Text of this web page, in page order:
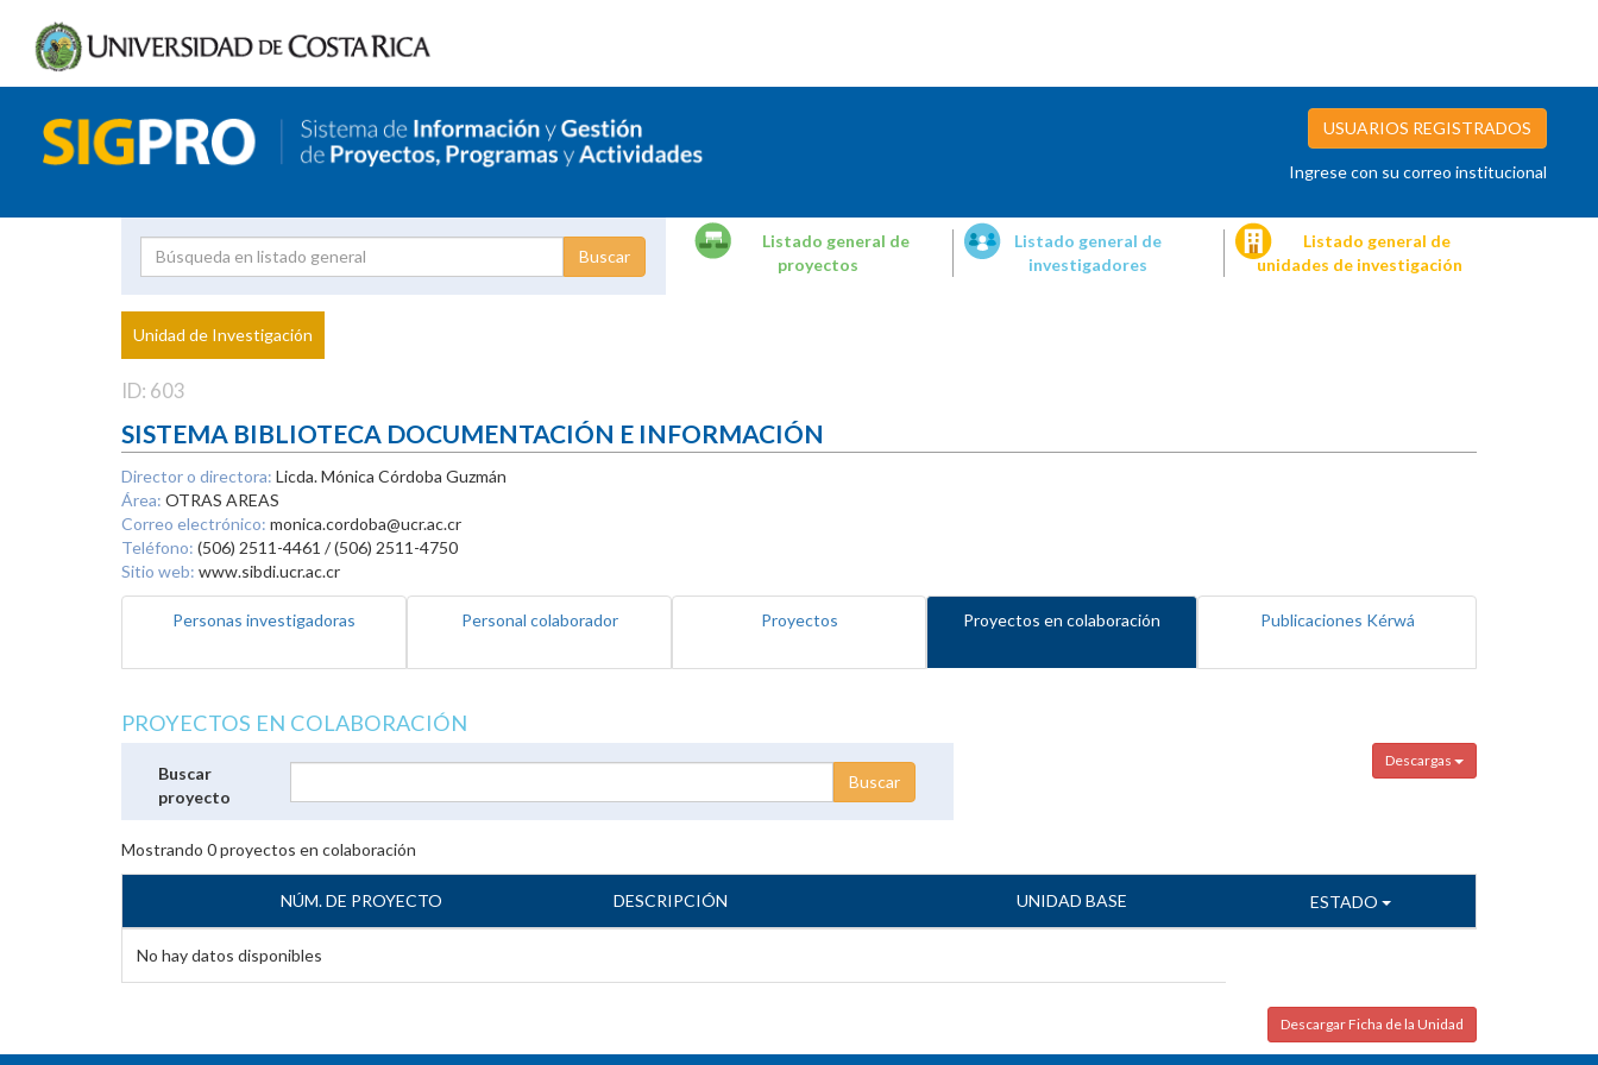
USUARIOS REGISTRADOS
Ingrese con su correo institucional
Proyecto
Investigador
Listado general de
proyectos
Listado general de
investigadores
Listado general de
unidades de investigación
Unidad de Investigación
ID: 603
SISTEMA BIBLIOTECA DOCUMENTACIÓN E INFORMACIÓN
Director o directora: Licda. Mónica Córdoba Guzmán
Área: OTRAS AREAS
Correo electrónico: monica.cordoba@ucr.ac.cr
Teléfono: (506) 2511-4461 / (506) 2511-4750
Sitio web: www.sibdi.ucr.ac.cr
Personas investigadoras Personal colaborador Proyectos Proyectos en colaboración Publicaciones Kérwá
PROYECTOS EN COLABORACIÓN
Descargas
Buscar
proyecto
Mostrando 0proyectos en colaboración
NÚM. DE PROYECTO DESCRIPCIÓN UNIDAD BASE ESTADO
No hay datos disponibles
Descargar Ficha de la Unidad